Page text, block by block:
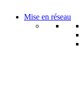
Mise en réseau